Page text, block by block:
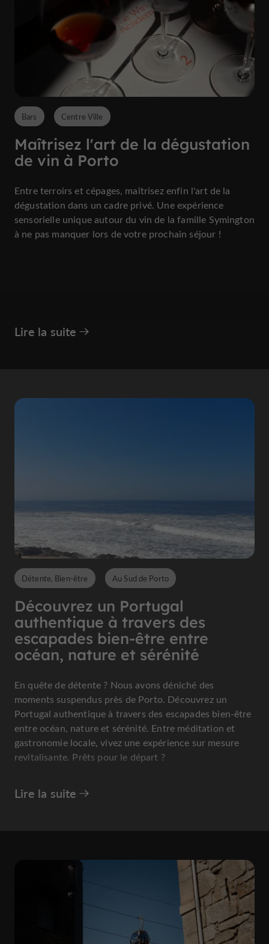
Maîtrisez l'art de la dégustation
de vin à Porto
Bars Centre Ville
Entre terroirs et cépages, maîtrisez enfin l'art de la
dégustation dans un cadre privé. Une expérience
sensorielle unique autour du vin de la famille Symington
à ne pas manquer lors de votre prochain séjour !
Lire la suite
Découvrez un Portugal
authentique à travers des
escapades bien-être entre
océan, nature et sérénité
Détente, Bien-être Au Sud de Porto
En quête de détente ? Nous avons déniché des
moments suspendus près de Porto. Découvrez un
Portugal authentique à travers des escapades bien-être
entre océan, nature et sérénité. Entre méditation et
gastronomie locale, vivez une expérience sur mesure
revitalisante. Prêts pour le départ ?
Lire la suite